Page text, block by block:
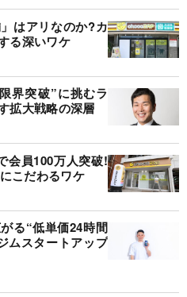
はアリなのか?カ
る深いワケ
界突破”に挑むラ
拡大戦略の深層
会員100万人突破!
こだわるワケ
る“低単価24時間
ムスタートアップ